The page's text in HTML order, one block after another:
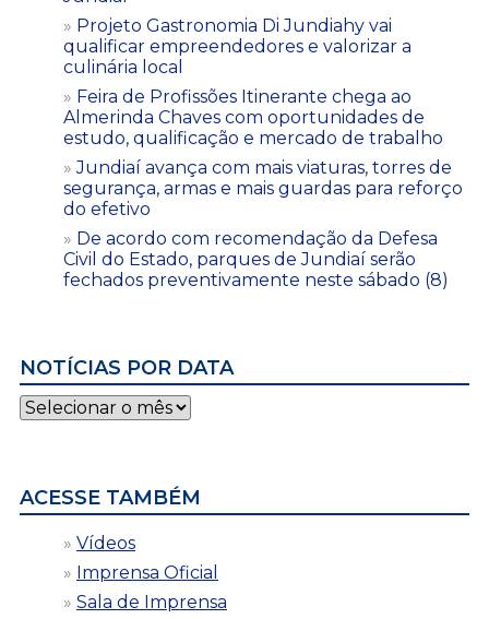
Projeto Gastronomia Di Jundiahy vai
qualificar empreendedores e valorizar a
culinária local
Feira de Profissões Itinerante chega ao
Almerinda Chaves com oportunidades de
estudo, qualificação e mercado de trabalho
Jundiaí avança com mais viaturas, torres de
segurança, armas e mais guardas para reforço
do efetivo
De acordo com recomendação da Defesa
Civil do Estado, parques de Jundiaí serão
fechados preventivamente neste sábado (8)
NOTÍCIAS POR DATA
Notícias
por
ACESSE TAMBÉM
Vídeos
Imprensa Oficial
Sala de Imprensa